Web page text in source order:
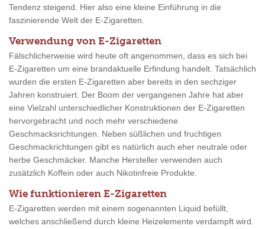
Tendenz steigend. Hier also eine kleine Einführung in die
faszinierende Welt der E-Zigaretten.
Verwendung von E-Zigaretten
Fälschlicherweise wird heute oft angenommen, dass es sich bei
E-Zigaretten um eine brandaktuelle Erfindung handelt. Tatsächlich
wurden die ersten E-Zigaretten aber bereits in den sechziger
Jahren konstruiert. Der Boom der vergangenen Jahre hat aber
eine Vielzahl unterschiedlicher Konstruktionen der E-Zigaretten
hervorgebracht und noch mehr verschiedene
Geschmacksrichtungen. Neben süßlichen und fruchtigen
Geschmackrichtungen gibt es natürlich auch eher neutrale oder
herbe Geschmäcker. Manche Hersteller verwenden auch
zusätzlich Koffein oder auch Nikotinfreie Produkte.
Wie funktionieren E-Zigaretten
E-Zigaretten werden mit einem sogenannten Liquid befüllt,
welches anschließend durch kleine Heizelemente verdampft wird.